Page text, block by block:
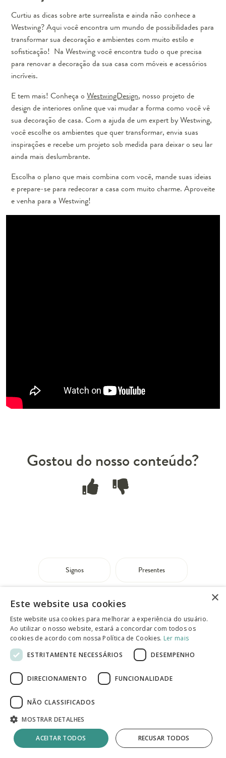
Curtiu as dicas sobre arte surrealista e ainda não conhece a
Westwing? Aqui você encontra um mundo de possibilidades para
transformar sua decoração e ambientes com muito estilo e
sofisticação! Na Westwing você encontra tudo o que precisa
para renovar a decoração da sua casa com móveis e acessórios
incríveis.
E tem mais! Conheça o WestwingDesign, nosso projeto de
design de interiores online que vai mudar a forma como você vê
sua decoração de casa. Com a ajuda de um expert by Westwing,
você escolhe os ambientes que quer transformar, envia suas
inspirações e recebe um projeto sob medida para deixar o seu lar
ainda mais deslumbrante.
Escolha o plano que mais combina com você, mande suas ideias
e prepare-se para redecorar a casa com muito charme. Aproveite
e venha para a Westwing!
Gostou do nosso conteúdo?
Signos Presentes
Plantas & flores
Quarto Cozinhas
Arquitetura & estilos Tamanhos de cama
Campanhas recentes
×
Este website usa cookies
Este website usa cookies para melhorar a experiência do usuário.
Ao utilizar o nosso website, estará a concordar com todos os
cookies de acordo com nossa Política de Cookies. Ler mais
ESTRITAMENTE NECESSÁRIOS
DESEMPENHO
DIRECIONAMENTO FUNCIONALIDADE
NÃO CLASSIFICADOS
MOSTRAR DETALHES
ACEITAR TODOS RECUSAR TODOS